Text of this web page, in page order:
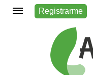
Registrarme